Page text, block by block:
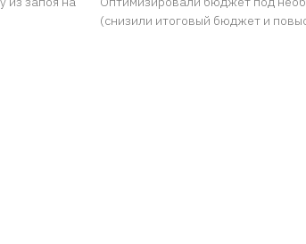
(снизили итоговый бюджет и